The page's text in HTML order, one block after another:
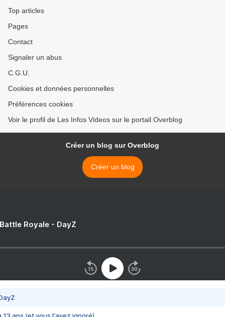
Top articles
Pages
Contact
Signaler un abus
C.G.U.
Cookies et données personnelles
Préférences cookies
Voir le profil de Les Infos Videos sur le portail Overblog
Créer un blog sur Overblog
Créer un blog
Royale - DayZ